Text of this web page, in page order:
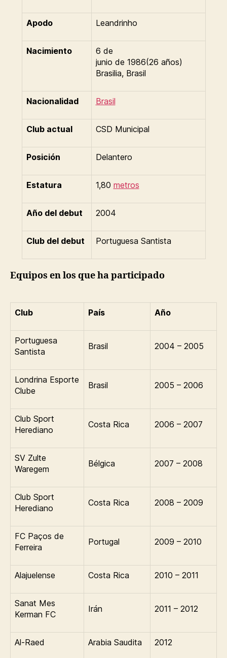
Apodo Leandrinho
Nacimiento
6 de
junio de 1986(26 años)
Brasilia, Brasil
Nacionalidad Brasil
Club actual CSD Municipal
Posición Delantero
Estatura 1,80 metros
Año del debut 2004
Club del debut Portuguesa Santista
Equipos en los que ha participado
Club País Año
Portuguesa
Santista
Brasil 2004 – 2005
Londrina Esporte
Clube
Brasil 2005 – 2006
Club Sport
Herediano
Costa Rica 2006 – 2007
SV Zulte
Waregem
Bélgica 2007 – 2008
Club Sport
Herediano
Costa Rica 2008 – 2009
FC Paços de
Ferreira
Portugal 2009 – 2010
Alajuelense Costa Rica 2010 – 2011
Sanat Mes
Kerman FC
Irán 2011 – 2012
Al-Raed Arabia Saudita 2012